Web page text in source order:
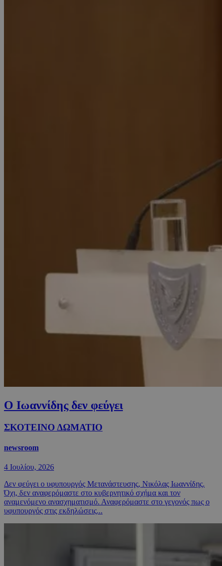
O Ιωαννίδης δεν φεύγει
ΣΚΟΤΕΙΝΟ ΔΩΜΑΤΙΟ
newsroom
4 Ιουλίου, 2026
Δεν φεύγει ο υφυπουργός Μετανάστευσης, Νικόλας Ιωαννίδης.
Όχι, δεν αναφερόμαστε στο κυβερνητικό σχήμα και τον
αναμενόμενο ανασχηματισμό. Αναφερόμαστε στο γεγονός πως ο
υφυπουργός στις εκδηλώσεις...